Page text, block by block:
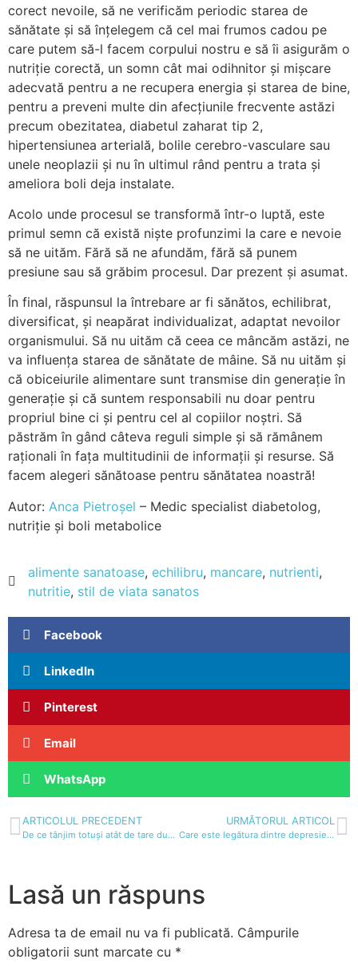
corect nevoile, să ne verificăm periodic starea de
sănătate și să înțelegem că cel mai frumos cadou pe
care putem să-l facem corpului nostru e să îi asigurăm o
nutriție corectă, un somn cât mai odihnitor și mișcare
adecvată pentru a ne recupera energia și starea de bine,
pentru a preveni multe din afecțiunile frecvente astăzi
precum obezitatea, diabetul zaharat tip 2,
hipertensiunea arterială, bolile cerebro-vasculare sau
unele neoplazii și nu în ultimul rând pentru a trata și
ameliora boli deja instalate.
Acolo unde procesul se transformă într-o luptă, este
primul semn că există niște profunzimi la care e nevoie
să ne uităm. Fără să ne afundăm, fără să punem
presiune sau să grăbim procesul. Dar prezent și asumat.
În final, răspunsul la întrebare ar fi sănătos, echilibrat,
diversificat, și neapărat individualizat, adaptat nevoilor
organismului. Să nu uităm că ceea ce mâncăm astăzi, ne
va influența starea de sănătate de mâine. Să nu uităm și
că obiceiurile alimentare sunt transmise din generație în
generație și că suntem responsabili nu doar pentru
propriul bine ci și pentru cel al copiilor noștri. Să
păstrăm în gând câteva reguli simple și să rămânem
raționali în fața multitudinii de informații și resurse. Să
facem alegeri sănătoase pentru sănătatea noastră!
Autor: Anca Pietroșel – Medic specialist diabetolog,
nutriție și boli metabolice
alimente sanatoase, echilibru, mancare, nutrienti,
nutritie, stil de viata sanatos
Facebook
LinkedIn
Pinterest
Email
WhatsApp
ARTICOLUL PRECEDENT
De ce tânjim totuși atât de tare după popularitate?
URMĂTORUL ARTICOL
Care este legătura dintre depresie și pierderea/creșterea în greutate?
Lasă un răspuns
Adresa ta de email nu va fi publicată. Câmpurile
obligatorii sunt marcate cu *